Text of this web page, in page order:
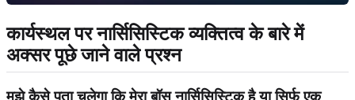
कार्यस्थल पर नार्सिसिस्टिक व्यक्तित्व के बारे में
अक्सर पूछे जाने वाले प्रश्न
मुझे कैसे पता चलेगा कि मेरा बॉस नार्सिसिस्टिक है या सिर्फ एक